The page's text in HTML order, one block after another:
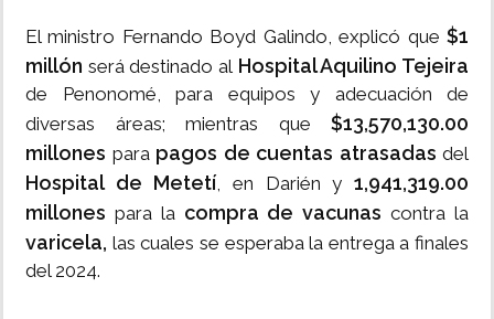
El ministro Fernando Boyd Galindo, explicó que $1
millón será destinado al Hospital Aquilino Tejeira
de Penonomé, para equipos y adecuación de
diversas áreas; mientras que $13,570,130.00
millones para pagos de cuentas atrasadas del
Hospital de Metetí, en Darién y 1,941,319.00
millones para la compra de vacunascontra la
varicela, las cuales se esperaba la entrega a finales
del 2024.